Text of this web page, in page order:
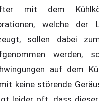
mit dem
welche der
sollen dabei
werden,
auf dem
keine störende